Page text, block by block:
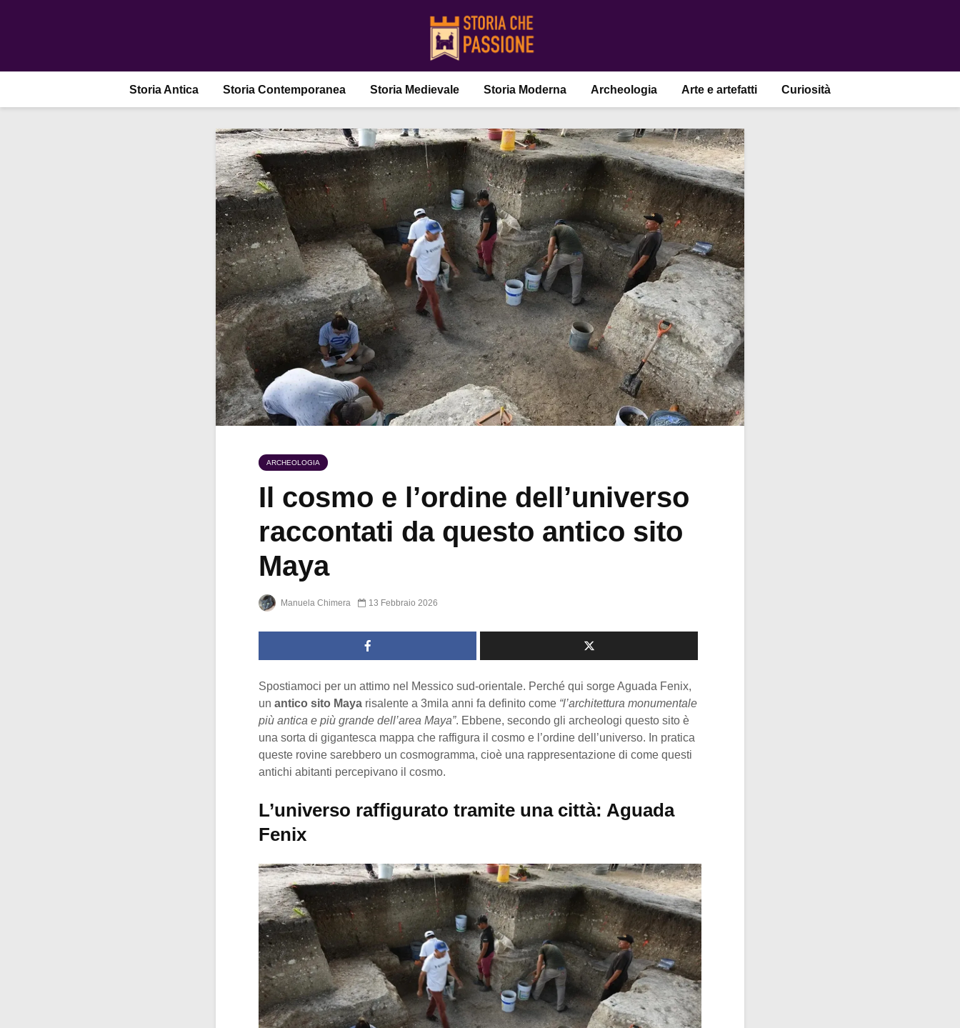
Storia Antica Storia Contemporanea Storia Medievale Storia Moderna Archeologia Arte e artefatti Curiosità
ARCHEOLOGIA
Il cosmo e l’ordine dell’universo
raccontati da questo antico sito
Maya
Manuela Chimera 13 Febbraio 2026
Spostiamoci per un attimo nel Messico sud-orientale. Perché qui sorge Aguada Fenix,
un antico sito Maya risalente a 3mila anni fa definito come “l’architettura monumentale
più antica e più grande dell’area Maya”. Ebbene, secondo gli archeologi questo sito è
una sorta di gigantesca mappa che raffigura il cosmo e l’ordine dell’universo. In pratica
queste rovine sarebbero un cosmogramma, cioè una rappresentazione di come questi
antichi abitanti percepivano il cosmo.
L’universo raffigurato tramite una città: Aguada
Fenix